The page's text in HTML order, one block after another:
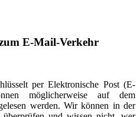
E-Mail-Verkehr
per Elektronische Post (E-
möglicherweise auf dem
werden. Wir können in der